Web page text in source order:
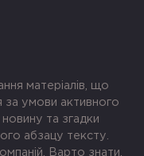
матеріалів, що
за умови активного
та згадки
абзацу тексту.
Варто знати,